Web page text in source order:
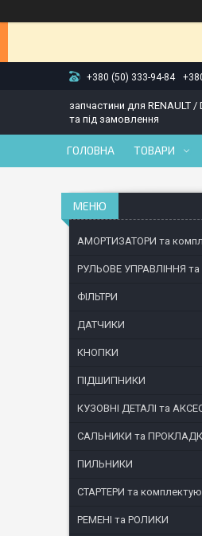
+380 (50) 333-94-84
запчастини для RENAULT /
та під замовлення
ГОЛОВНА ТОВАРИ
АМОРТИЗАТОРИ та
РУЛЬОВЕ УПРАВЛІННЯ та
ФІЛЬТРИ
ДАТЧИКИ
КНОПКИ
ПІДШИПНИКИ
КУЗОВНІ ДЕТАЛІ та
САЛЬНИКИ та
ПИЛЬНИКИ
СТАРТЕРИ та
РЕМЕНІ та РОЛИКИ